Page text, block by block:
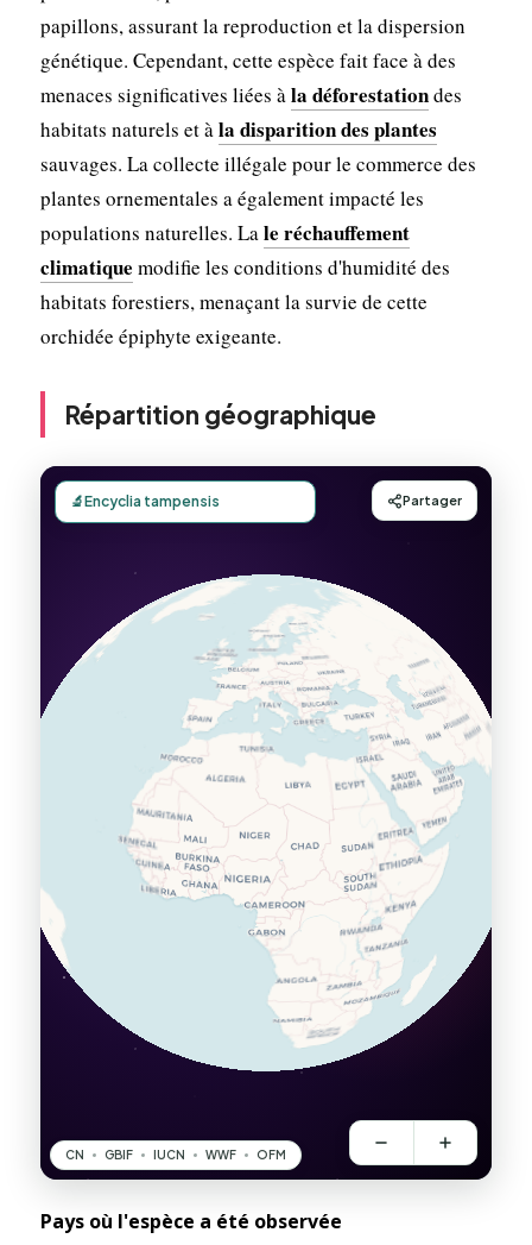
papillons, assurant la reproduction et la dispersion
génétique. Cependant, cette espèce fait face à des
menaces significatives liées àla déforestationdes
habitats naturels et àla disparition des plantes
sauvages. La collecte illégale pour le commerce des
plantes ornementales a également impacté les
populations naturelles. Lale réchauffement
climatique modifie les conditions d'humidité des
habitats forestiers, menaçant la survie de cette
orchidée épiphyte exigeante.
Répartition géographique
Pays où l'espèce a été observée